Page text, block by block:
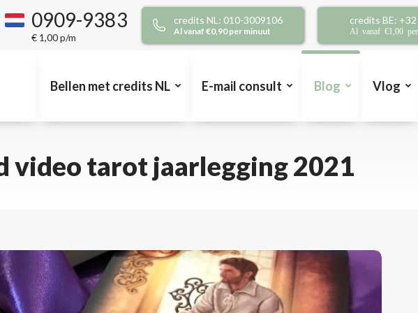
0909-9383
€ 1,00 p/m
credits NL: 010-3009106
Al vanaf €0,90 per minuut
credits BE:
Al vanaf €1,00
Bellen met credits NL E-mail consult Blog Vlog
video tarot jaarlegging 2021